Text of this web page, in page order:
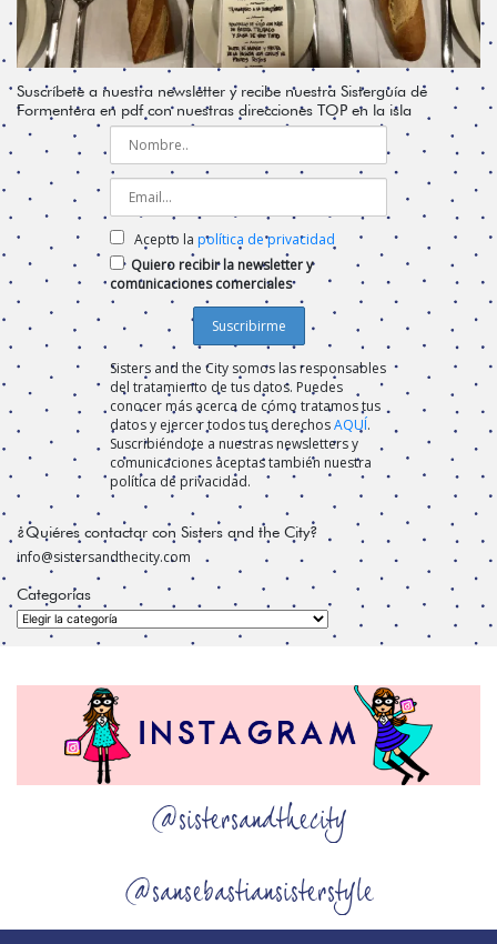
Suscríbete a nuestra newsletter y recibe nuestra Sisterguía de
Formentera en pdf con nuestras direcciones TOP en la isla
Acepto la política de privacidad
Quiero recibir la newsletter y
comunicaciones comerciales
Sisters and the City somos las responsables
del tratamiento de tus datos. Puedes
conocer más acerca de cómo tratamos tus
datos y ejercer todos tus derechosAQUÍ.
Suscribiéndote a nuestras newsletters y
comunicaciones aceptas también nuestra
política de privacidad.
¿Quiéres contactar con Sisters and the City?
info@sistersandthecity.com
Categorías
Categorías
@sistersandthecity
@sansebastiansisterstyle